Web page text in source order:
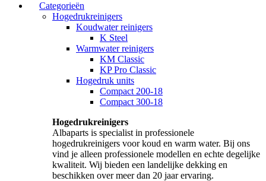
Categorieën
Hogedrukreinigers
Koudwater reinigers
K Steel
Warmwater reinigers
KM Classic
KP Pro Classic
Hogedruk units
Compact 200-18
Compact 300-18
Hogedrukreinigers
Albaparts is specialist in professionele
hogedrukreinigers voor koud en warm water. Bij ons
vind je alleen professionele modellen en echte degelijke
kwaliteit. Wij bieden een landelijke dekking en
beschikken over meer dan 20 jaar ervaring.